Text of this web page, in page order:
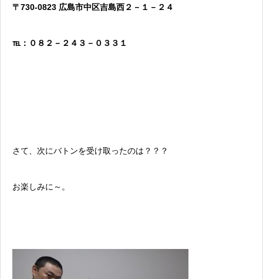
〒730-0823 広島市中区吉島西２－１－２４
℡：０８２－２４３－０３３１
さて、次にバトンを受け取ったのは？？？
お楽しみに～。